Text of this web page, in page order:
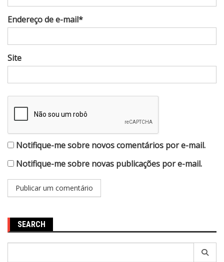
Endereço de e-mail*
Site
Notifique-me sobre novos comentários por e-mail.
Notifique-me sobre novas publicações por e-mail.
SEARCH